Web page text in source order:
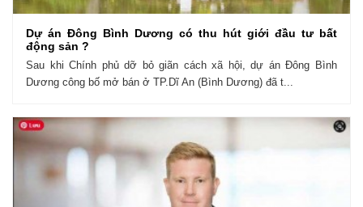
Dự án Đông Bình Dương có thu hút giới đầu tư bất
động sản ?
Sau khi Chính phủ dỡ bỏ giãn cách xã hội, dự án Đông Bình
Dương công bố mở bán ở TP.Dĩ An (Bình Dương) đã t...